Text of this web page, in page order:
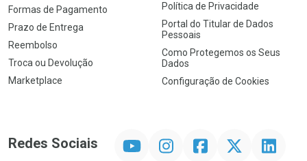
Formas de Pagamento
Prazo de Entrega
Reembolso
Troca ou Devolução
Marketplace
Política de Privacidade
Portal do Titular de Dados
Pessoais
Como Protegemos os Seus
Dados
Configuração de Cookies
Redes Sociais InstagramFacebookTwitter Linkedin